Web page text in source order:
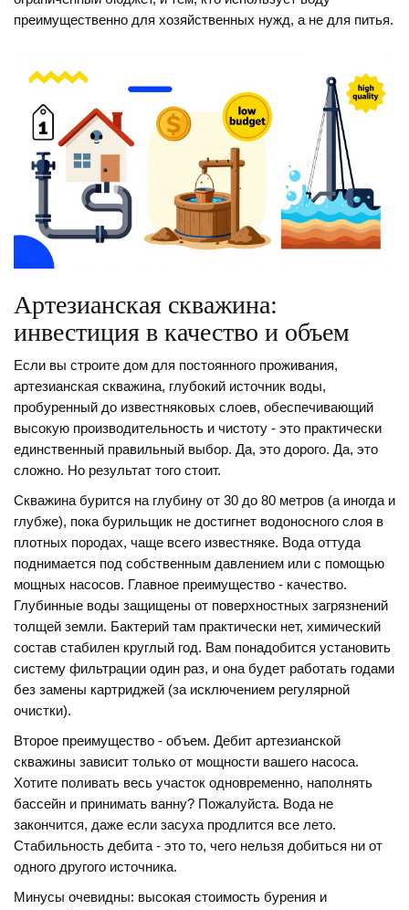
преимущественно для хозяйственных нужд, а не для питья.
Артезианская скважина:
инвестиция в качество и объем
Если вы строите дом для постоянного проживания,
артезианская скважина, глубокий источник воды,
пробуренный до известняковых слоев, обеспечивающий
высокую производительность и чистоту - это практически
единственный правильный выбор. Да, это дорого. Да, это
сложно. Но результат того стоит.
Скважина бурится на глубину от 30 до 80 метров (а иногда и
глубже), пока бурильщик не достигнет водоносного слоя в
плотных породах, чаще всего известняке. Вода оттуда
поднимается под собственным давлением или с помощью
мощных насосов. Главное преимущество - качество.
Глубинные воды защищены от поверхностных загрязнений
толщей земли. Бактерий там практически нет, химический
состав стабилен круглый год. Вам понадобится установить
систему фильтрации один раз, и она будет работать годами
без замены картриджей (за исключением регулярной
очистки).
Второе преимущество - объем. Дебит артезианской
скважины зависит только от мощности вашего насоса.
Хотите поливать весь участок одновременно, наполнять
бассейн и принимать ванну? Пожалуйста. Вода не
закончится, даже если засуха продлится все лето.
Стабильность дебита - это то, чего нельзя добиться ни от
одного другого источника.
Минусы очевидны: высокая стоимость бурения и